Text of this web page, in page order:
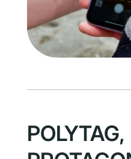
POLYTAG,